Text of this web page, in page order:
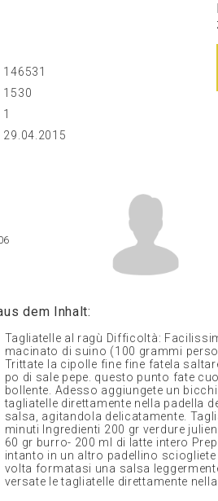
146531
1530
1
29.04.2015
dem Inhalt:
Tagliatelle al ragù Difficoltà:
macinato di suino (100 grammi
Trittate la cipolle fine fine fatela
po di sale pepe. questo punto fate
bollente. Adesso aggiungete un
tagliatelle direttamente nella padella
salsa, agitandola delicatamente.
minuti Ingredienti 200 gr verdure
60 gr burro- 200 ml di latte intero
intanto in un altro padellino
volta formatasi una salsa
versate le tagliatelle direttamente